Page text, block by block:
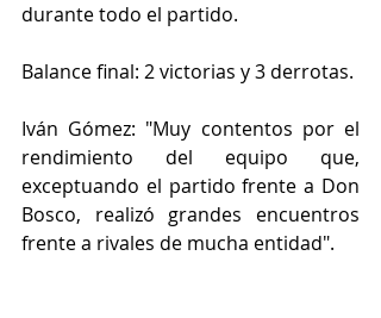
durante todo el partido.
Balance final: 2 victorias y 3 derrotas.
Iván Gómez: "Muy contentos por el
rendimiento del equipo que,
exceptuando el partido frente a Don
Bosco, realizó grandes encuentros
frente a rivales de mucha entidad".